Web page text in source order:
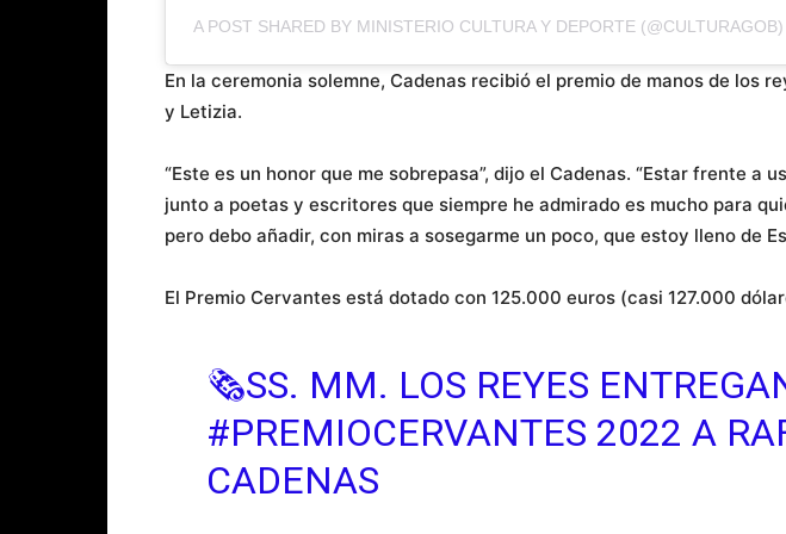
A POST SHARED BY MINISTERIO CULTURA Y DEPORTE (@CULTURAGOB)
En la ceremonia solemne, Cadenas recibió el premio de manos de los
y Letizia.
“Este es un honor que me sobrepasa”, dijo el Cadenas. “Estar frente a
junto a poetas y escritores que siempre he admirado es mucho para
pero debo añadir, con miras a sosegarme un poco, que estoy lleno de
El Premio Cervantes está dotado con 125.000 euros (casi 127.000
🗞️SS. MM. LOS REYES
#PREMIOCERVANTES 2022 A
CADENAS